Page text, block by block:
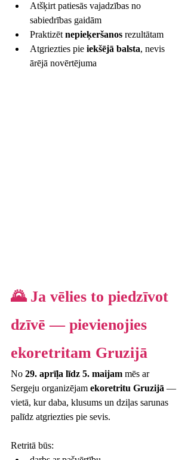
Atšķirt patiesās vajadzības no
sabiedrības gaidām
Praktizēt nepieķeršanos rezultātam
Atgriezties pie iekšējā balsta, nevis
ārējā novērtējuma
🌄 Ja vēlies to piedzīvot
dzīvē — pievienojies
ekoretritam Gruzijā
No 29. aprīļa līdz 5. maijam mēs ar
Sergeju organizējam ekoretritu Gruzijā —
vietā, kur daba, klusums un dziļas sarunas
palīdz atgriezties pie sevis.
Retritā būs: